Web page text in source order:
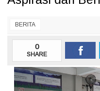
BERITA
0
SHARE